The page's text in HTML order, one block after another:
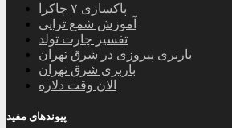
پاکسازی ۷ چاکرا
آموزش شمع تراپی
تفسیر چارت تولد
باربری پیروزی در شرق تهران
باربری شرق تهران
الان وقت دلاره
پیوندهای مفید